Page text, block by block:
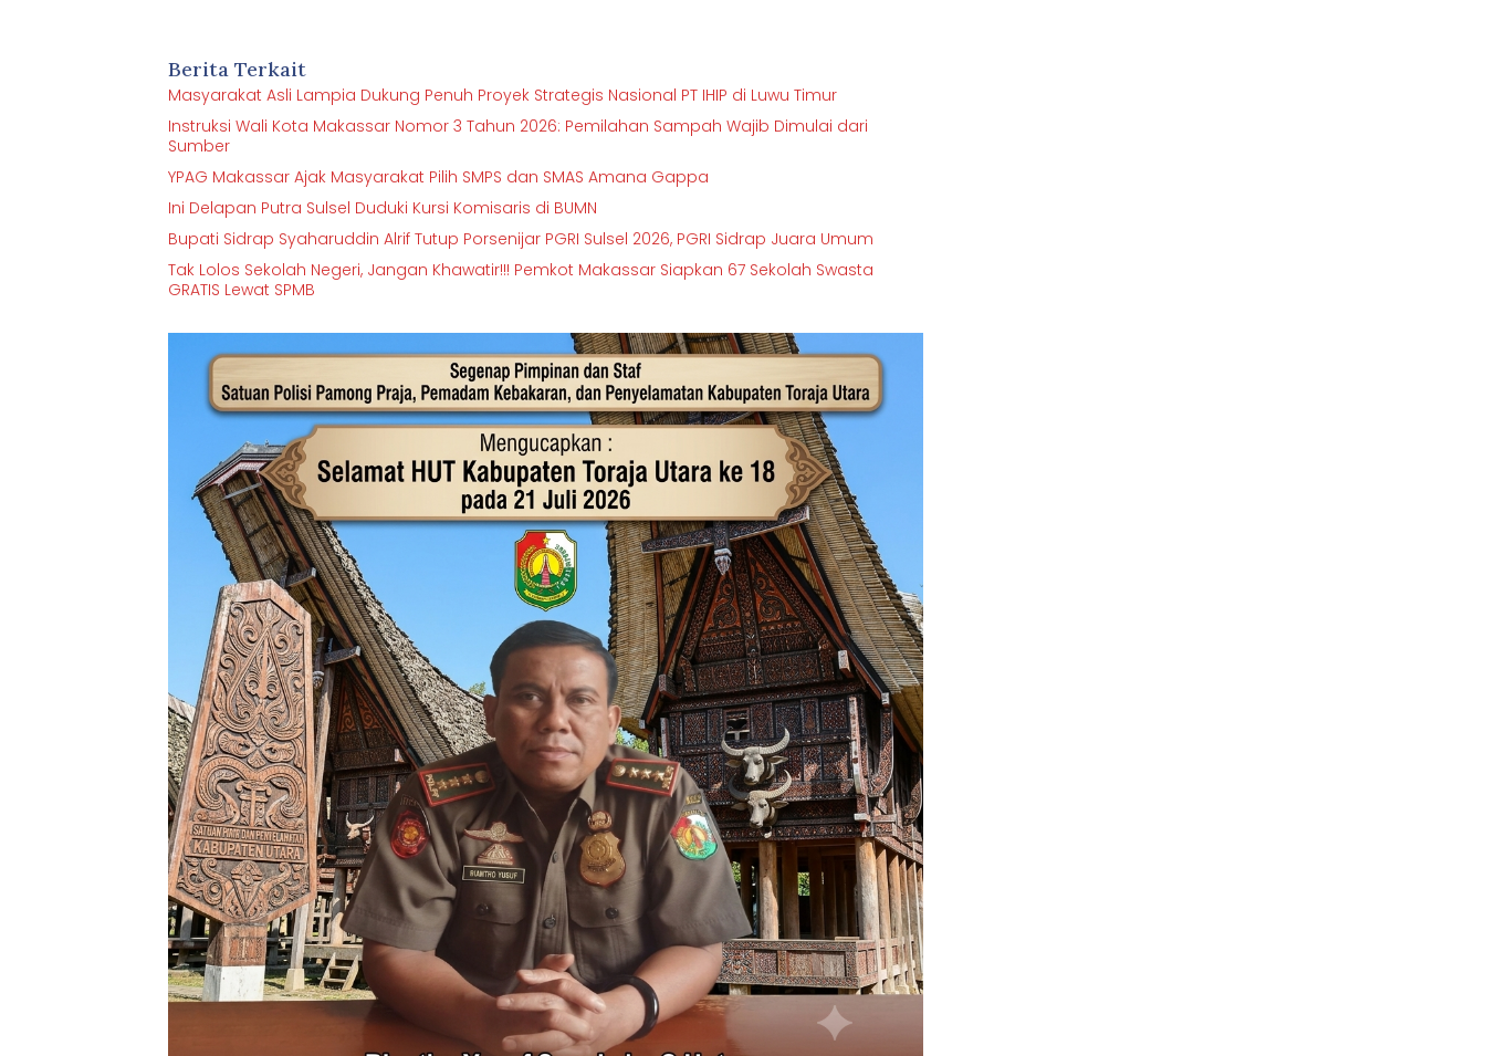
Berita Terkait
Masyarakat Asli Lampia Dukung Penuh Proyek Strategis Nasional PT IHIP di Luwu Timur
Instruksi Wali Kota Makassar Nomor 3 Tahun 2026: Pemilahan Sampah Wajib Dimulai dari
Sumber
YPAG Makassar Ajak Masyarakat Pilih SMPS dan SMAS Amana Gappa
Ini Delapan Putra Sulsel Duduki Kursi Komisaris di BUMN
Bupati Sidrap Syaharuddin Alrif Tutup Porsenijar PGRI Sulsel 2026, PGRI Sidrap Juara Umum
Tak Lolos Sekolah Negeri, Jangan Khawatir!!! Pemkot Makassar Siapkan 67 Sekolah Swasta
GRATIS Lewat SPMB